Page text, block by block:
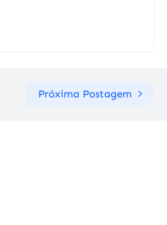
Próxima Postagem